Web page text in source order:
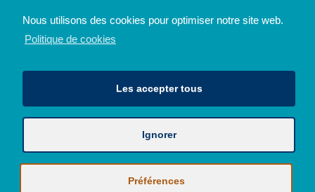
Avec le soutien de la Province de Liège
© 2026 - Tous droits réservés - JazzMania
Politique en matière de confidentialité et de vie privée
Nous utilisons des cookies pour optimiser notre site web.
Politique de cookies
Les accepter tous
Ignorer
Préférences